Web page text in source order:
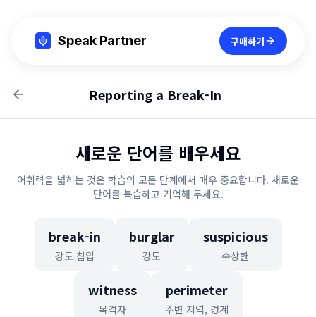
Speak Partner 구매하기
Reporting a Break-In
새로운 단어를 배우세요
어휘력을 넓히는 것은 학습의 모든 단계에서 매우 중요합니다. 새로운
단어를 복습하고 기억해 두세요.
break-in
강도 침입
burglar
강도
suspicious
수상한
witness
목격자
perimeter
주변 지역, 경계